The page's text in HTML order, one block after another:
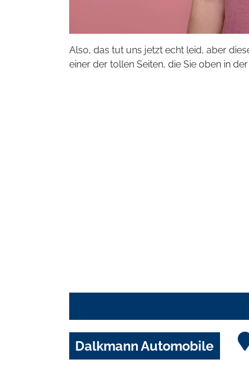
Also, das tut uns jetzt echt leid, aber
einer der tollen Seiten, die Sie oben in
Dalkmann Automobile